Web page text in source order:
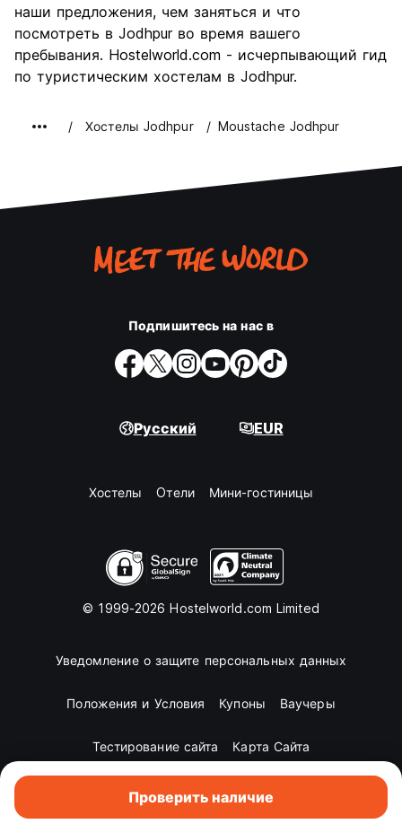
Проверить наличие
наши предложения, чем заняться и что
посмотреть в Jodhpur во время вашего
пребывания. Hostelworld.com - исчерпывающий гид
по туристическим хостелам в Jodhpur.
Хостелы Jodhpur Moustache Jodhpur
Подпишитесь на нас в
Русский EUR
Хостелы Oтели Мини-гостиницы
© 1999-2026 Hostelworld.com Limited
Уведомление о защите персональных данных
Положения и Условия Купоны Ваучеры
Тестирование сайта Карта Сайта